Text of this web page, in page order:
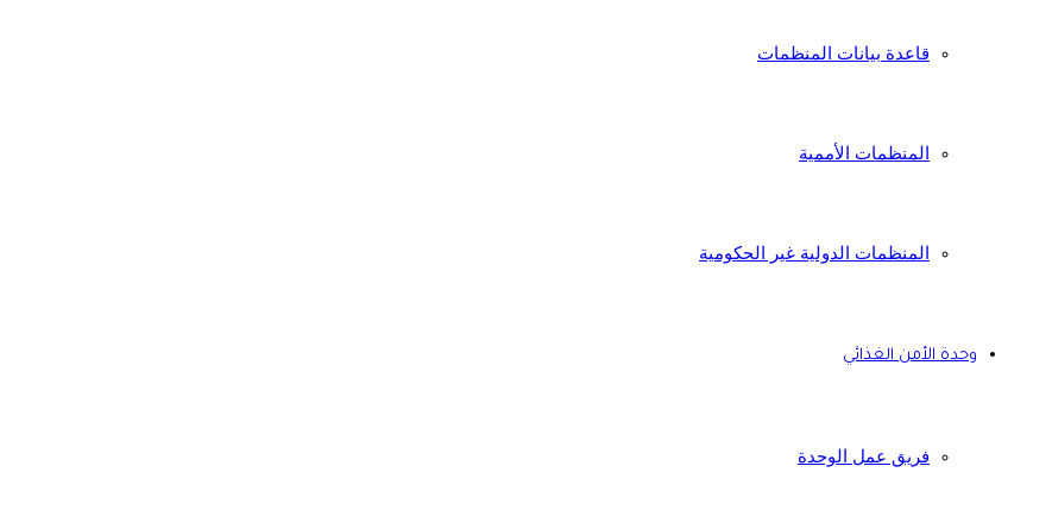
قاعدة بيانات المنظمات
المنظمات الأممية
المنظمات الدولية غير الحكومية
وحدة الأمن الغذائي
فريق عمل الوحدة